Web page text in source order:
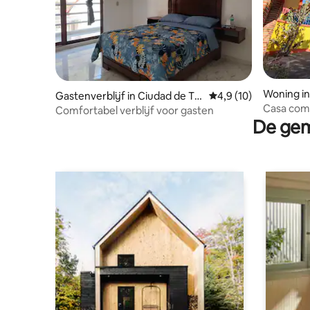
Gastenverblijf in Ciudad de Tla
tlauquitepec
Gemiddelde
4,9 (10)
Comfortabel verblijf voor gasten
Woning
Casa
Teziutlan.
De